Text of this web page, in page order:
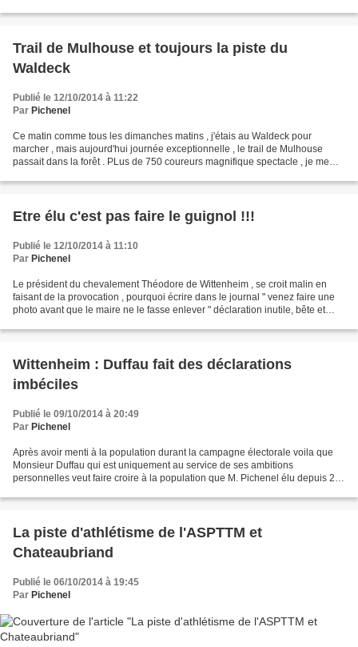
Trail de Mulhouse et toujours la piste du
Waldeck
Publié le 12/10/2014 à 11:22
Par Pichenel
Ce matin comme tous les dimanches matins , j'étais au Waldeck pour
marcher , mais aujourd'hui journée exceptionnelle , le trail de Mulhouse
passait dans la forêt . PLus de 750 coureurs magnifique spectacle , je me
Etre élu c'est pas faire le guignol !!!
Publié le 12/10/2014 à 11:10
Par Pichenel
Le président du chevalement Théodore de Wittenheim , se croit malin en
faisant de la provocation , pourquoi écrire dans le journal " venez faire une
photo avant que le maire ne le fasse enlever " déclaration inutile, bête et
Wittenheim : Duffau fait des déclarations
imbéciles
Publié le 09/10/2014 à 20:49
Par Pichenel
Après avoir menti à la population durant la campagne électorale voila que
Monsieur Duffau qui est uniquement au service de ses ambitions
personnelles veut faire croire à la population que M. Pichenel élu depuis 20
La piste d'athlétisme de l'ASPTTM et
Chateaubriand
Publié le 06/10/2014 à 19:45
Par Pichenel